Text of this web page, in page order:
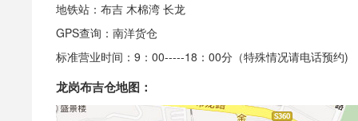
地铁站：布吉 木棉湾 长龙
GPS查询：南洋货仓
标准营业时间：9：00-----18：00分（特殊情况请电话预约)
龙岗布吉仓地图：